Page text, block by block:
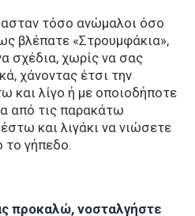
τόσο ανώμαλοι όσο
βλέπατε «Στρουμφάκια»,
σχέδια, χωρίς να σας
χάνοντας έτσι την
και λίγο ή με οποιοδήποτε
από τις παρακάτω
και λιγάκι να νιώσετε
το γήπεδο.
προκαλώ, νοσταλγήστε